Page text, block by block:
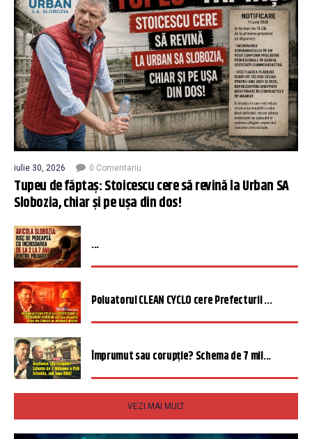
iulie 30, 2026 0 Comentariu
Tupeu de făptaș: Stoicescu cere să revină la Urban SA
Slobozia, chiar și pe ușa din dos!
...
Poluatorul CLEAN CYCLO cere Prefecturii ...
Împrumut sau corupție? Schema de 7 mil...
VEZI MAI MULT